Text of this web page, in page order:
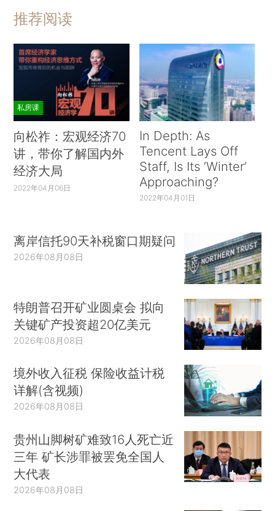
推荐阅读
私房课
向松祚：宏观经济70
讲，带你了解国内外
经济大局
2022年04月06日
In Depth: As
Tencent Lays Off
Staff, Is Its ‘Winter’
Approaching?
2022年04月01日
离岸信托90天补税窗口期疑问
2026年08月08日
特朗普召开矿业圆桌会 拟向
关键矿产投资超20亿美元
2026年08月08日
境外收入征税 保险收益计税
详解(含视频)
2026年08月08日
贵州山脚树矿难致16人死亡近
三年 矿长涉罪被罢免全国人
大代表
2026年08月08日